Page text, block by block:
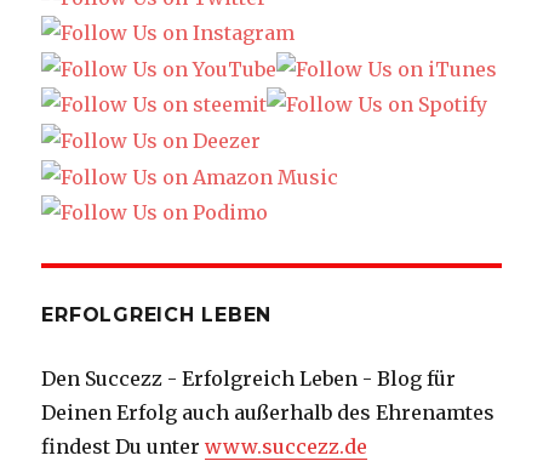
ERFOLGREICH LEBEN
Den Succezz - Erfolgreich Leben - Blog für
Deinen Erfolg auch außerhalb des Ehrenamtes
findest Du unterwww.succezz.de